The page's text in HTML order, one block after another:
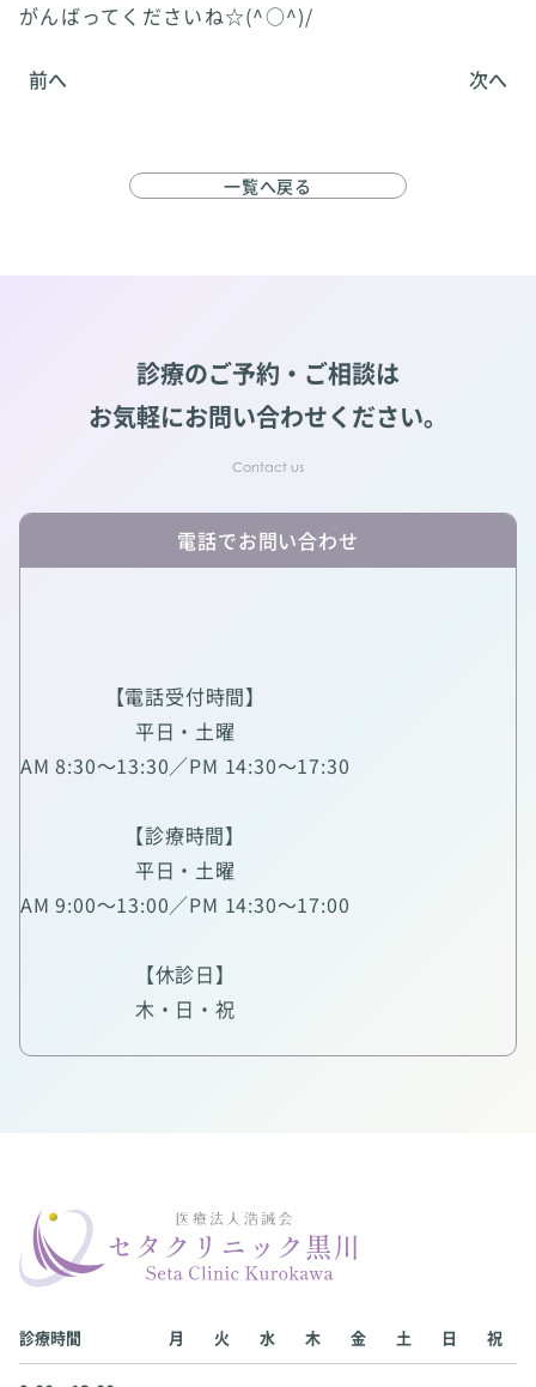
がんばってくださいね☆(^○^)/
前へ 次へ
一覧へ戻る
診療のご予約・ご相談は
お気軽にお問い合わせください。
電話でお問い合わせ
【電話受付時間】
平日・土曜
AM 8:30～13:30／PM 14:30～17:30
【診療時間】
平日・土曜
AM 9:00～13:00／PM 14:30～17:00
【休診日】
木・日・祝
診療時間 月 火 水 木 金 土 日 祝